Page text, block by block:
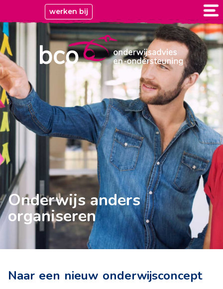
werken bij
Onderwijs anders
organiseren
Naar een nieuw onderwijsconcept